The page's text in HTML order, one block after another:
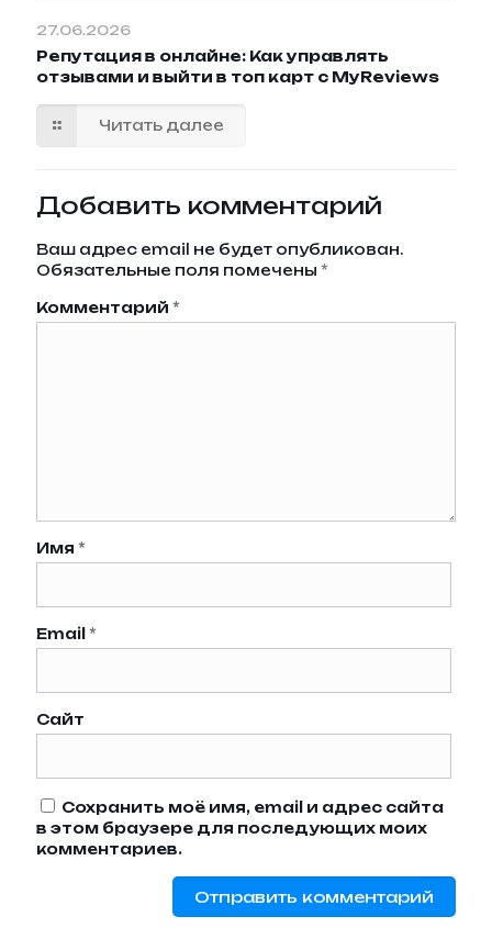
27.06.2026
Репутация в онлайне: Как управлять
отзывами и выйти в топ карт с MyReviews
Читать далее
Добавить комментарий
Ваш адрес email не будет опубликован.
Обязательные поля помечены *
Комментарий *
Имя *
Email *
Сайт
Сохранить моё имя, email и адрес сайта
в этом браузере для последующих моих
комментариев.